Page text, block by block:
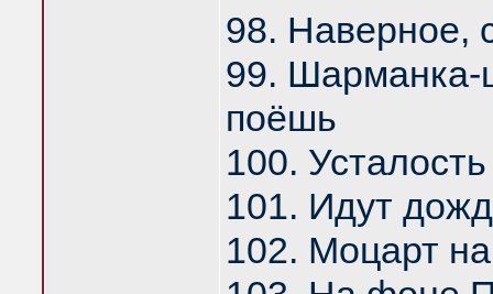
98. Наверное,
99. Шарманка-
поёшь
100.
101. Идут
102. Моцарт на